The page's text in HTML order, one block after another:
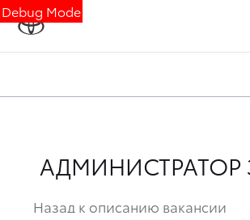
Debug Mode
АДМИНИСТРАТОР
Назад к описанию вакансии